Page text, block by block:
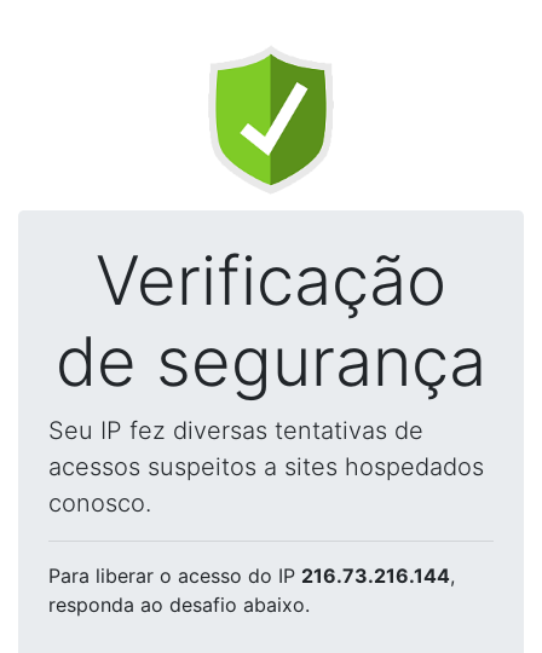
Verificação
de segurança
Seu IP fez diversas tentativas de
acessos suspeitos a sites hospedados
conosco.
Para liberar o acesso do IP 216.73.216.144,
responda ao desafio abaixo.